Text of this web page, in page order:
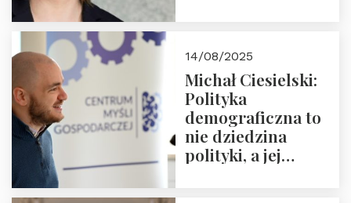
14/08/2025
Michał Ciesielski:
Polityka
demograficzna to
nie dziedzina
polityki, a jej